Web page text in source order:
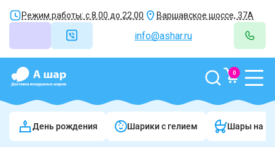
Режим работы: с 8.00 до 22.00 Варшавское шоссе, 37А
info@ashar.ru
0
День рождения Шарики c гелием Шары на